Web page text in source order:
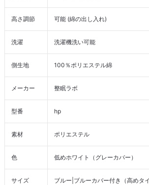
高さ調節 可能 (綿の出し入れ)
洗濯 洗濯機洗い可能
側生地 100％ポリエステル綿
メーカー 整眠ラボ
型番 hp
素材 ポリエステル
色 低めホワイト（グレーカバー）
サイズ ブルー|ブルーカバー付き（高めタイ